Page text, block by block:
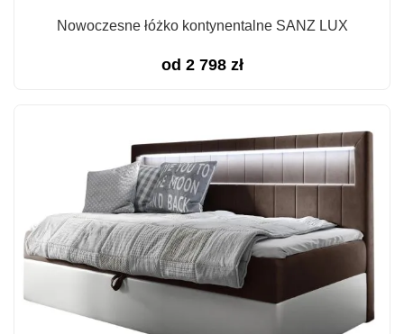
Nowoczesne łóżko kontynentalne SANZ LUX
od 2 798 zł